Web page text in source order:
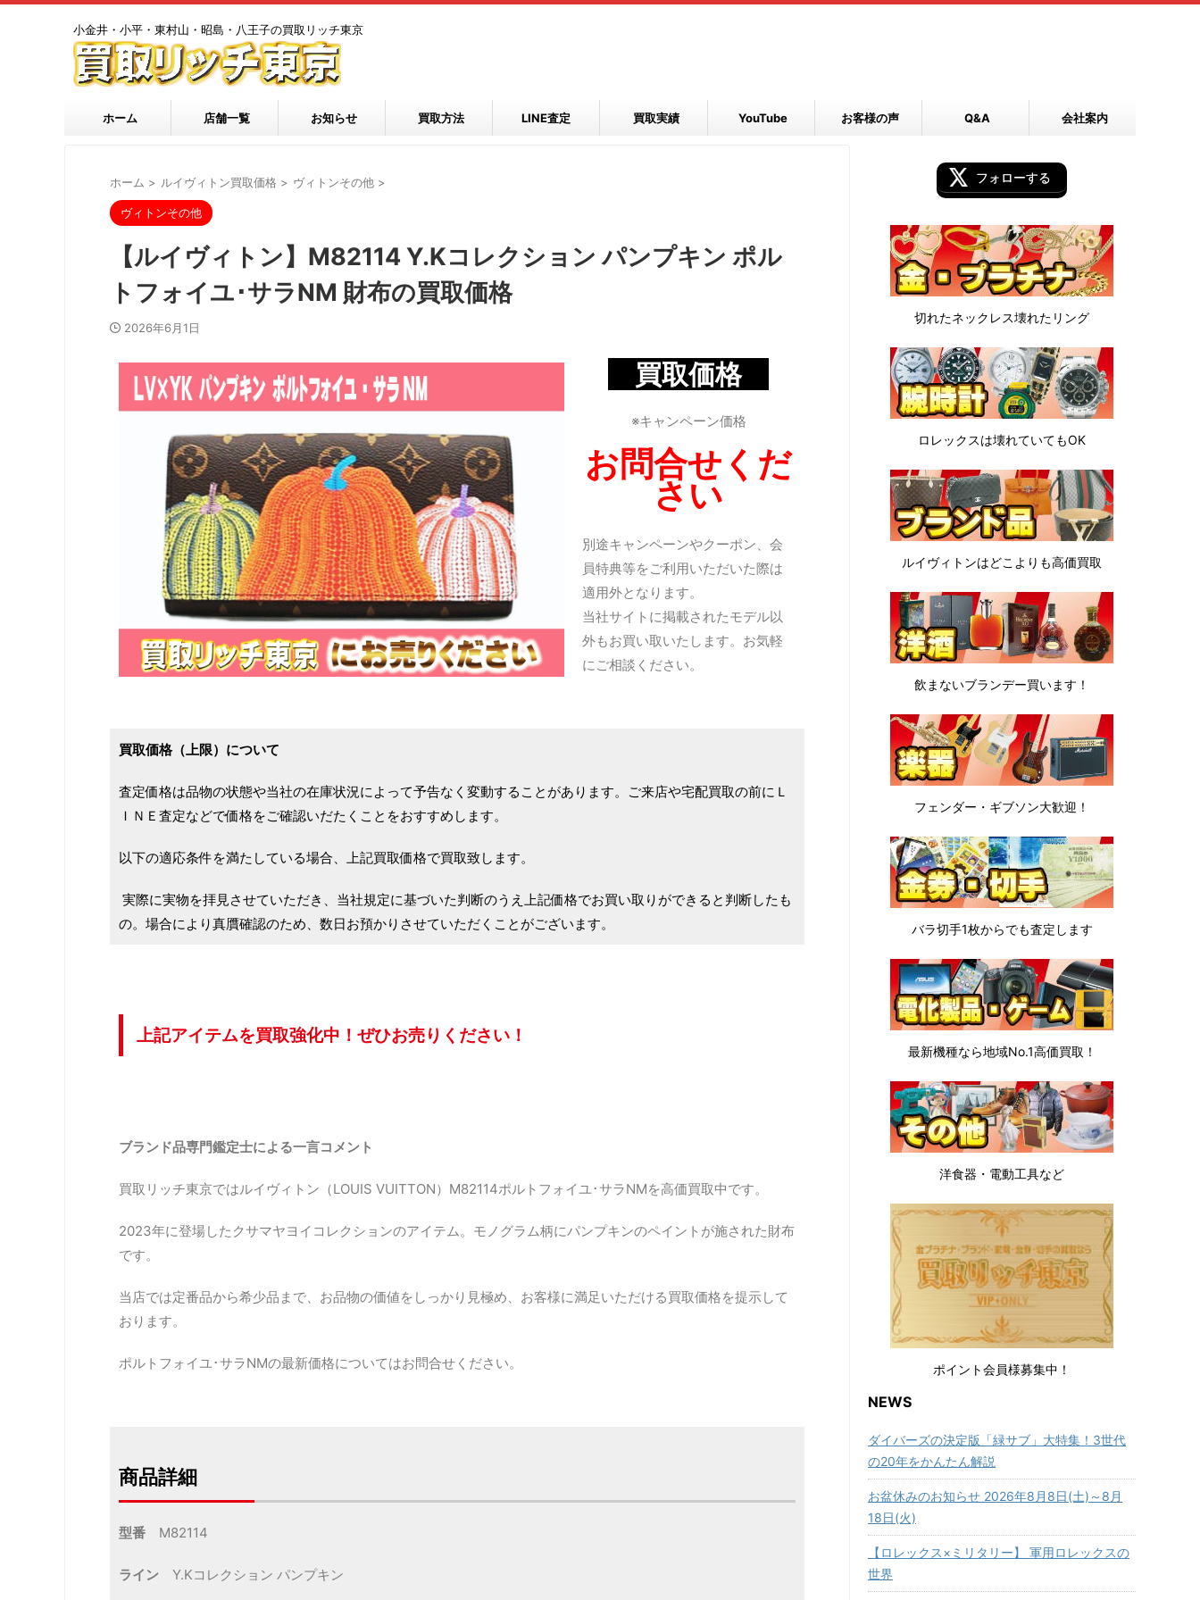
小金井・小平・東村山・昭島・八王子の買取リッチ東京
ホーム 店舗一覧 お知らせ 買取方法 LINE査定 買取実績 YouTube お客様の声 Q&A 会社案内
ホーム > ルイヴィトン買取価格 > ヴィトンその他 >
ヴィトンその他
【ルイヴィトン】M82114 Y.Kコレクション パンプキン ポル
トフォイユ･サラNM 財布の買取価格
2026年6月1日
買取価格
※キャンペーン価格
お問合せくだ
さい
別途キャンペーンやクーポン、会
員特典等をご利用いただいた際は
適用外となります。
当社サイトに掲載されたモデル以
外もお買い取いたします。お気軽
にご相談ください。
買取価格（上限）について
査定価格は品物の状態や当社の在庫状況によって予告なく変動することがあります。ご来店や宅配買取の前にＬ
ＩＮＥ査定などで価格をご確認いだたくことをおすすめします。
以下の適応条件を満たしている場合、上記買取価格で買取致します。
実際に実物を拝見させていただき、当社規定に基づいた判断のうえ上記価格でお買い取りができると判断したも
の。場合により真贋確認のため、数日お預かりさせていただくことがございます。
上記アイテムを買取強化中！ぜひお売りください！
ブランド品専門鑑定士による一言コメント
買取リッチ東京ではルイヴィトン（LOUIS VUITTON）M82114ポルトフォイユ･サラNMを高価買取中です。
2023年に登場したクサマヤヨイコレクションのアイテム。モノグラム柄にパンプキンのペイントが施された財布
です。
当店では定番品から希少品まで、お品物の価値をしっかり見極め、お客様に満足いただける買取価格を提示して
おります。
ポルトフォイユ･サラNMの最新価格についてはお問合せください。
商品詳細
型番 M82114
ライン Y.Kコレクション パンプキン
フォローする
切れたネックレス壊れたリング
ロレックスは壊れていてもOK
ルイヴィトンはどこよりも高価買取
飲まないブランデー買います！
フェンダー・ギブソン大歓迎！
バラ切手1枚からでも査定します
最新機種なら地域No.1高価買取！
洋食器・電動工具など
ポイント会員様募集中！
NEWS
ダイバーズの決定版「緑サブ」大特集！3世代
の20年をかんたん解説
お盆休みのお知らせ 2026年8月8日(土)～8月
18日(火)
【ロレックス×ミリタリー】 軍用ロレックスの
世界